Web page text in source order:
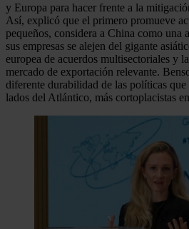
y Europa para hacer frente a la
Así, explicó que el primero promueve
pequeños, considera a China como una
sus empresas se alejen del gigante
europea de acuerdos multisectoriales y
mercado de exportación relevante.
diferente durabilidad de las políticas
lados del Atlántico, más cortoplacistas